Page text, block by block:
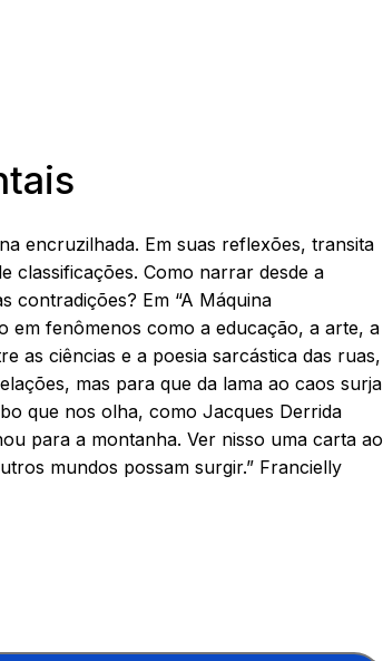
encruzilhada. Em suas reflexões, transita
classificações. Como narrar desde a
contradições? Em “A Máquina
em fenômenos como a educação, a arte, a
as ciências e a poesia sarcástica das ruas,
mas para que da lama ao caos surja
que nos olha, como Jacques Derrida
para a montanha. Ver nisso uma carta ao
mundos possam surgir.” Francielly